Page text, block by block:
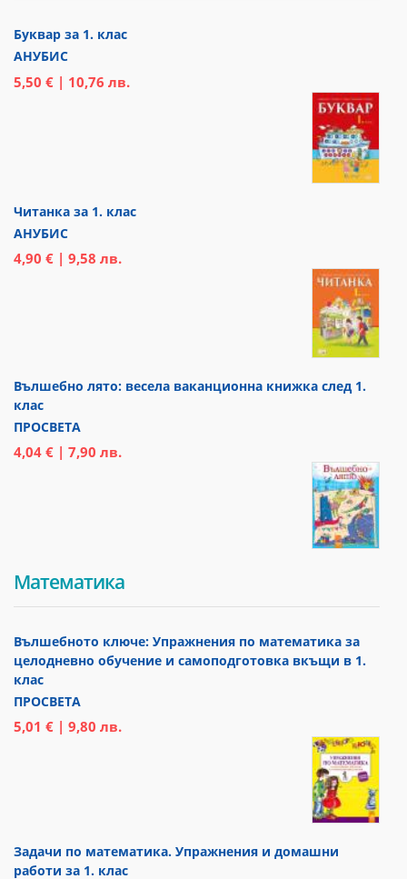
Буквар за 1. клас
АНУБИС
5,50 € | 10,76 лв.
Читанка за 1. клас
АНУБИС
4,90 € | 9,58 лв.
Вълшебно лято: весела ваканционна книжка след 1.
клас
ПРОСВЕТА
4,04 € | 7,90 лв.
Математика
Вълшебното ключе: Упражнения по математика за
целодневно обучение и самоподготовка вкъщи в 1.
клас
ПРОСВЕТА
5,01 € | 9,80 лв.
Задачи по математика. Упражнения и домашни
работи за 1. клас